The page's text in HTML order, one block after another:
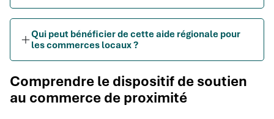
Qui peut bénéficier de cette aide régionale pour
les commerces locaux ?
Comprendre le dispositif de soutien
au commerce de proximité